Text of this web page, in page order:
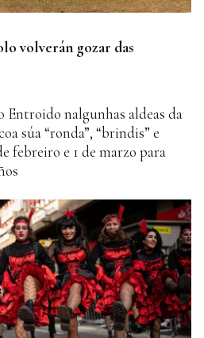
volverán gozar das
nalgunhas aldeas da
súa “ronda”, “brindis” e
febreiro e 1 de marzo para